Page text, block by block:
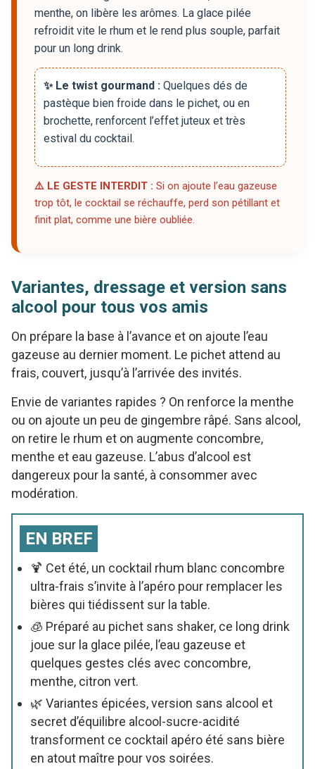
menthe, on libère les arômes. La glace pilée
refroidit vite le rhum et le rend plus souple, parfait
pour un long drink.
✨ Le twist gourmand : Quelques dés de
pastèque bien froide dans le pichet, ou en
brochette, renforcent l’effet juteux et très
estival du cocktail.
⚠️ LE GESTE INTERDIT : Si on ajoute l’eau gazeuse
trop tôt, le cocktail se réchauffe, perd son pétillant et
finit plat, comme une bière oubliée.
Variantes, dressage et version sans
alcool pour tous vos amis
On prépare la base à l’avance et on ajoute l’eau
gazeuse au dernier moment. Le pichet attend au
frais, couvert, jusqu’à l’arrivée des invités.
Envie de variantes rapides ? On renforce la menthe
ou on ajoute un peu de gingembre râpé. Sans alcool,
on retire le rhum et on augmente concombre,
menthe et eau gazeuse. L’abus d’alcool est
dangereux pour la santé, à consommer avec
modération.
EN BREF
🍹 Cet été, un cocktail rhum blanc concombre
ultra-frais s’invite à l’apéro pour remplacer les
bières qui tiédissent sur la table.
🧊 Préparé au pichet sans shaker, ce long drink
joue sur la glace pilée, l’eau gazeuse et
quelques gestes clés avec concombre,
menthe, citron vert.
🌿 Variantes épicées, version sans alcool et
secret d’équilibre alcool-sucre-acidité
transforment ce cocktail apéro été sans bière
en atout maître pour vos soirées.